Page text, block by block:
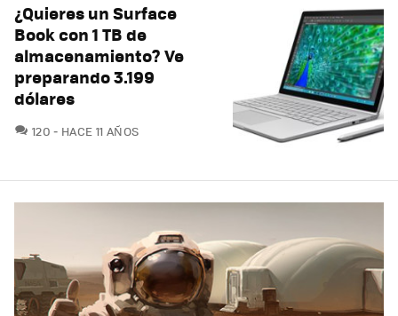
¿Quieres un Surface
Book con 1 TB de
almacenamiento? Ve
preparando 3.199
dólares
120 COMENTARIOS
HACE 11 AÑOS